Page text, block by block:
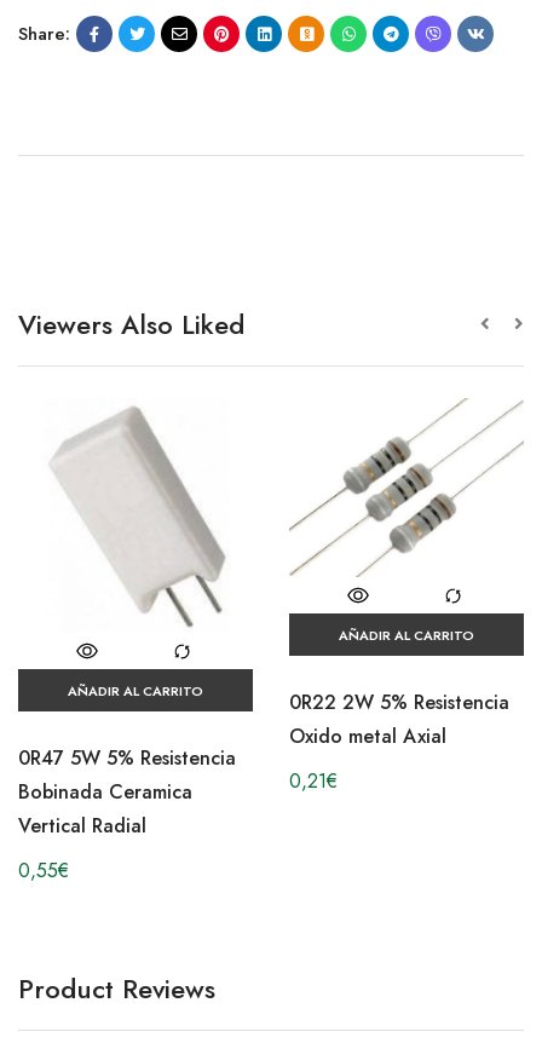
Share:
Viewers Also Liked
AÑADIR AL CARRITO
0R47 5W 5% Resistencia
Bobinada Ceramica
Vertical Radial
0,55€
AÑADIR AL CARRITO
0R22 2W 5% Resistencia
Oxido metal Axial
0,21€
Product Reviews